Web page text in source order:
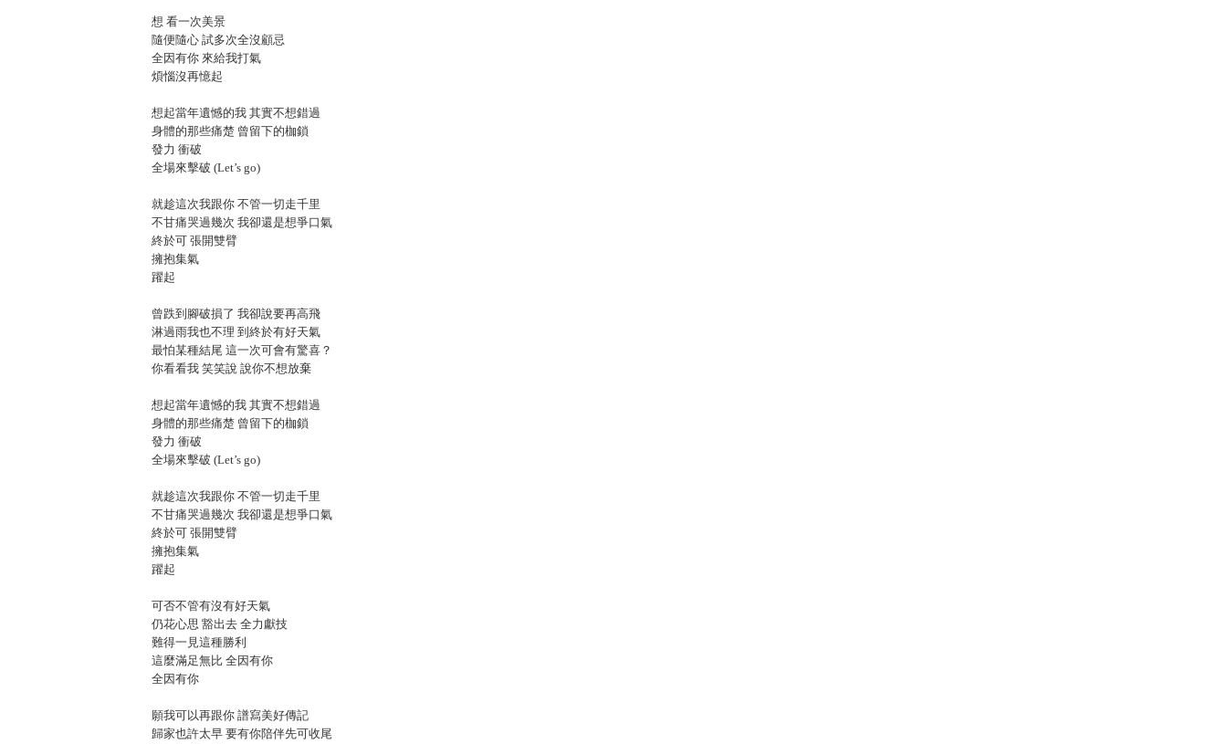
想 看一次美景
隨便隨心 試多次全沒顧忌
全因有你 來給我打氣
煩惱沒再憶起
想起當年遺憾的我 其實不想錯過
身體的那些痛楚 曾留下的枷鎖
發力 衝破
全場來擊破 (Let’s go)
就趁這次我跟你 不管一切走千里
不甘痛哭過幾次 我卻還是想爭口氣
終於可 張開雙臂
擁抱集氣
躍起
曾跌到腳破損了 我卻說要再高飛
淋過雨我也不理 到終於有好天氣
最怕某種結尾 這一次可會有驚喜？
你看看我 笑笑說 說你不想放棄
想起當年遺憾的我 其實不想錯過
身體的那些痛楚 曾留下的枷鎖
發力 衝破
全場來擊破 (Let’s go)
就趁這次我跟你 不管一切走千里
不甘痛哭過幾次 我卻還是想爭口氣
終於可 張開雙臂
擁抱集氣
躍起
可否不管有沒有好天氣
仍花心思 豁出去 全力獻技
難得一見這種勝利
這麼滿足無比 全因有你
全因有你
願我可以再跟你 譜寫美好傳記
歸家也許太早 要有你陪伴先可收尾